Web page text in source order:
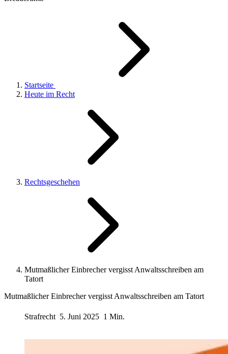
Startseite
Heute im Recht
Rechtsgeschehen
Mutmaßlicher Einbrecher vergisst Anwaltsschreiben am
Tatort
Mutmaßlicher Einbrecher vergisst Anwaltsschreiben am Tatort
Strafrecht 5. Juni 2025 1 Min.